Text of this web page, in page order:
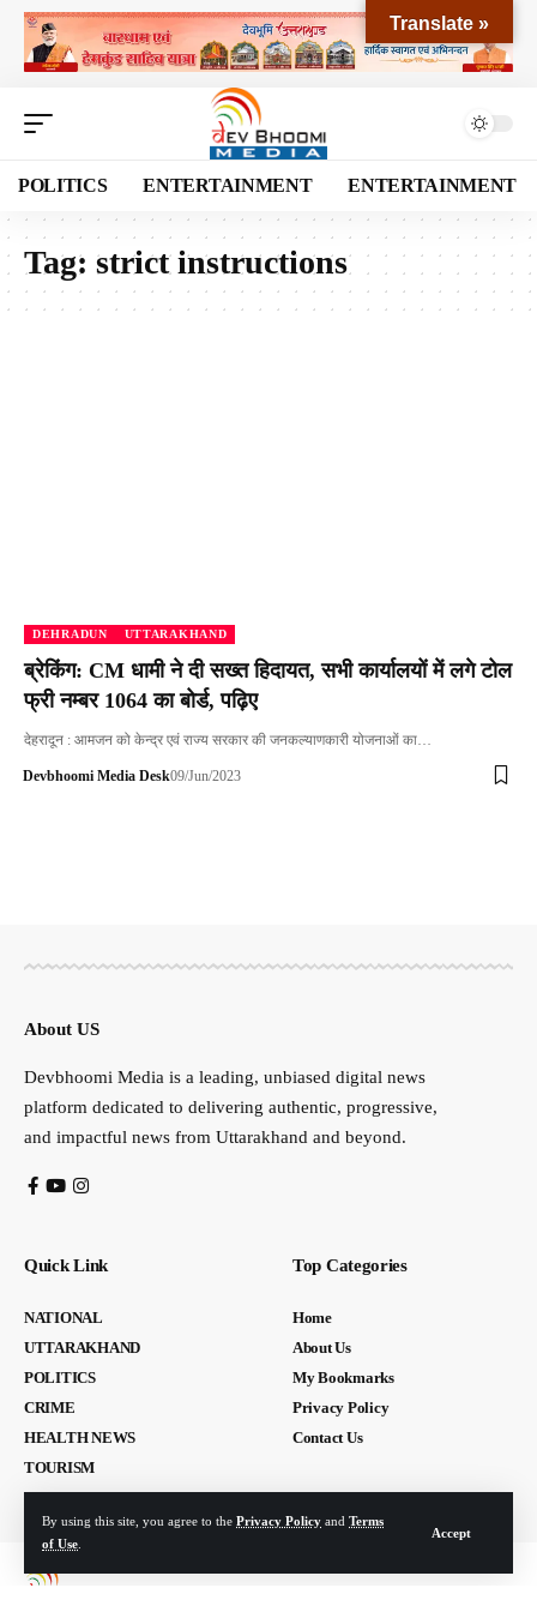
By using this site, you agree to the Privacy Policy and Terms
of Use
Accept
POLITICS ENTERTAINMENT ENTERTAINMENT
Tag: strict instructions
DEHRADUN UTTARAKHAND
ब्रेकिंग: CM धामी ने दी सख्त हिदायत, सभी कार्यालयों में लगे टोल
फ्री नम्बर 1064 का बोर्ड, पढ़िए
देहरादून : आमजन को केन्द्र एवं राज्य सरकार की जनकल्याणकारी योजनाओं का…
Devbhoomi Media Desk09/Jun/2023
About US
Devbhoomi Media is a leading, unbiased digital news
platform dedicated to delivering authentic, progressive,
and impactful news from Uttarakhand and beyond.
Quick Link
NATIONAL
UTTARAKHAND
POLITICS
CRIME
HEALTH NEWS
TOURISM
Top Categories
Home
About Us
My Bookmarks
Privacy Policy
Contact Us
Translate »